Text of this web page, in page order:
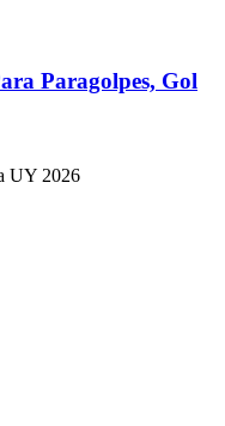
Paragolpes, Gol
UY 2026